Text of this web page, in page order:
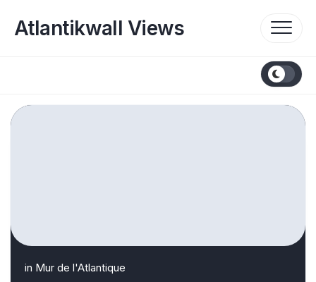
content
Atlantikwall Views
in Mur de l'Atlantique